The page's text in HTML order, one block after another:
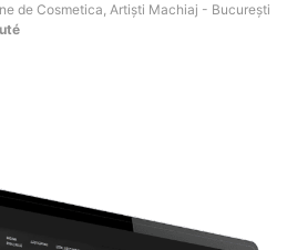
de Cosmetica, Artiști Machiaj - Bucureşti